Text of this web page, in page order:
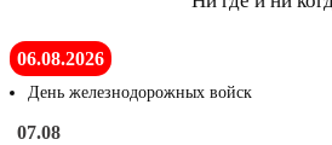
06.08.2026
День железнодорожных войск
07.08